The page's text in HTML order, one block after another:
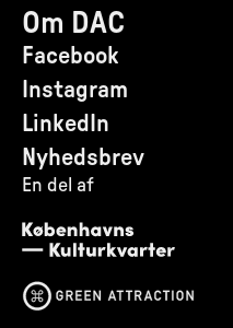
Om DAC
Facebook
Instagram
LinkedIn
Nyhedsbrev
En del af